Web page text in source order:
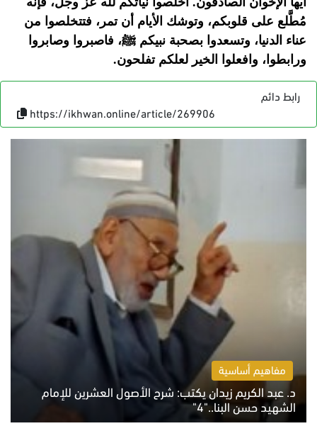
مُطَّلع على قلوبكم، وتوشك الأيام أن تمر، فتتخلصوا من
عناء الدنيا، وتسعدوا بصحبة نبيكم ﷺ، فاصبروا وصابروا
ورابطوا، وافعلوا الخير لعلكم تفلحون.
رابط دائم
https://ikhwan.online/article/269906
مفاهيم أساسية
د. عبد الكريم زيدان يكتب: شرح الأصول العشرين للإمام
الشهيد حسن البنا.."4"